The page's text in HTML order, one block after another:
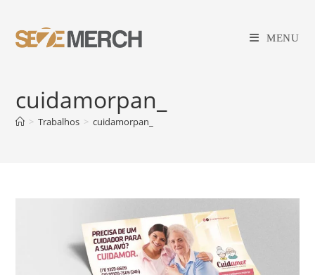
MENU
cuidamorpan_
> Trabalhos > cuidamorpan_